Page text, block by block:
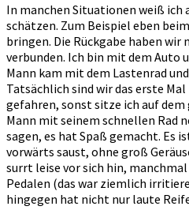
In manchen Situationen weiß ich
schätzen. Zum Beispiel eben
bringen. Die Rückgabe haben
verbunden. Ich bin mit dem Auto
Mann kam mit dem Lastenrad
Tatsächlich sind wir das erste
gefahren, sonst sitze ich auf
Mann mit seinem schnellen Rad
sagen, es hat Spaß gemacht. Es
vorwärts saust, ohne groß
surrt leise vor sich hin,
Pedalen (das war ziemlich
hingegen hat nicht nur laute